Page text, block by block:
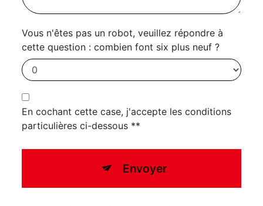
Vous n'êtes pas un robot, veuillez répondre à
cette question : combien font six plus neuf ?
En cochant cette case, j'accepte les conditions
particulières ci-dessous **
Envoyer